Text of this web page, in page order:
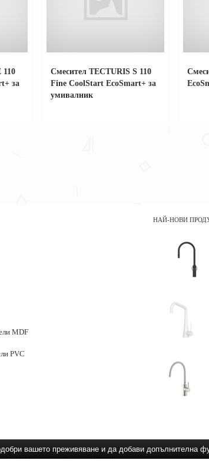
110
за
Смесител TECTURIS S 110
Fine CoolStart EcoSmart+ за
умивалник
MDF
PVC
НАЙ-НОВИ
Свържете се с нас Новини
вашето преживяване и да добави допълнителна